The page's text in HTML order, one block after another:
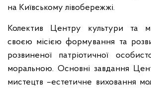
на Київському лівобережжі.
Колектив Центру культури та
своєю місією формування та
розвиненої патріотичної
моральною. Основні завдання
мистецтв –естетичне виховання